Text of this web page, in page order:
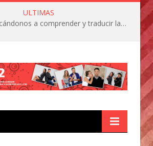
ULTIMAS
La IA está acercándonos a comprender y traducir las vocalizaciones y comportamientos de nuestras mascotas